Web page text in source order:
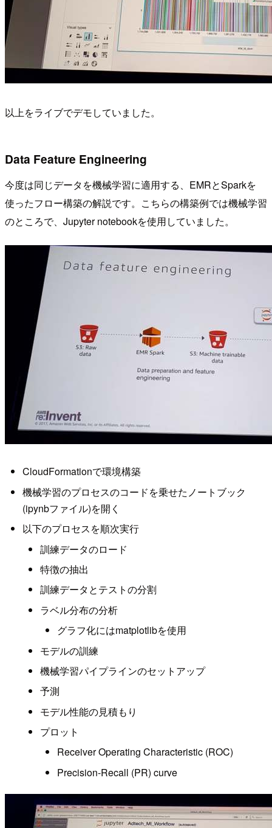
以上をライブでデモしていました。
Data Feature Engineering
今度は同じデータを機械学習に適用する、EMRとSparkを
使ったフロー構築の解説です。こちらの構築例では機械学習
のところで、Jupyter notebookを使用していました。
CloudFormationで環境構築
機械学習のプロセスのコードを乗せたノートブック
(ipynbファイル)を開く
以下のプロセスを順次実行
訓練データのロード
特徴の抽出
訓練データとテストの分割
ラベル分布の分析
グラフ化にはmatplotlibを使用
モデルの訓練
機械学習パイプラインのセットアップ
予測
モデル性能の見積もり
プロット
Receiver Operating Characteristic (ROC)
Precision-Recall (PR) curve